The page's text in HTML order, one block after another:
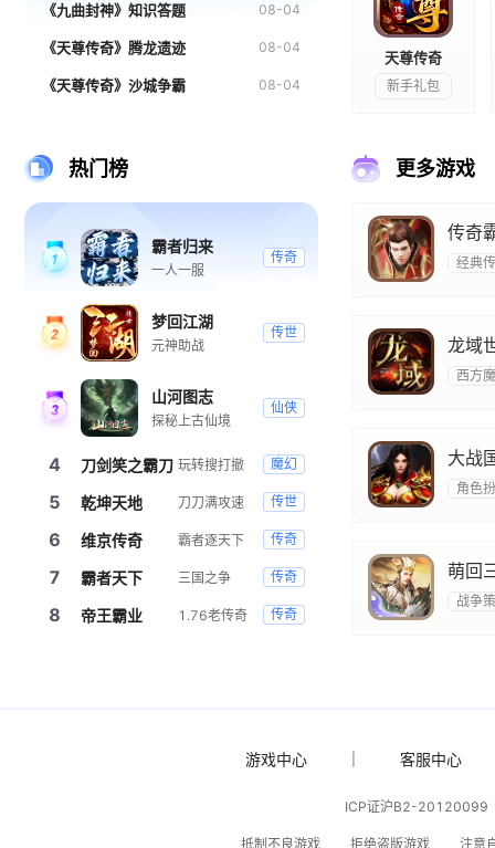
《九曲封神》知识答题 08-04
《天尊传奇》腾龙遗迹 08-04
《天尊传奇》沙城争霸 08-04
天尊传奇
新手礼包
热门榜
霸者归来
一人一服
传奇
梦回江湖
元神助战
传世
山河图志
探秘上古仙境
仙侠
4 刀剑笑之霸刀 玩转搜打撤 魔幻
5 乾坤天地 刀刀满攻速 传世
6 维京传奇 霸者逐天下 传奇
7 霸者天下 三国之争 传奇
8 帝王霸业 1.76老传奇 传奇
更多游戏
传奇
经典
龙域
西方
大战
角色
萌回
战争
游戏中心 客服中心
ICP证沪B2-20120099
抵制不良游戏 拒绝盗版游戏 注意